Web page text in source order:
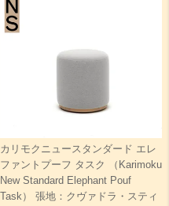
カリモクニュースタンダード エレ
ファントプーフ タスク （Karimoku
New Standard Elephant Pouf
Task） 張地：クヴァドラ・スティ